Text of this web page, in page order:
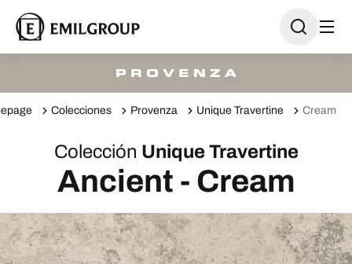
Colecciones Provenza Unique Travertine Cream
Colección Unique Travertine
Ancient - Cream